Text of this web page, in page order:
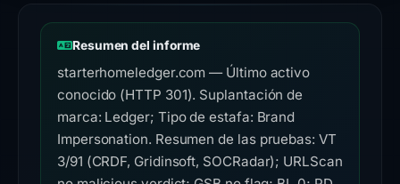
Resumen del informe
starterhomeledger.com — Último activo
conocido (HTTP 301). Suplantación de
marca: Ledger; Tipo de estafa: Brand
Impersonation. Resumen de las pruebas: VT
3/91 (CRDF, Gridinsoft, SOCRadar); URLScan